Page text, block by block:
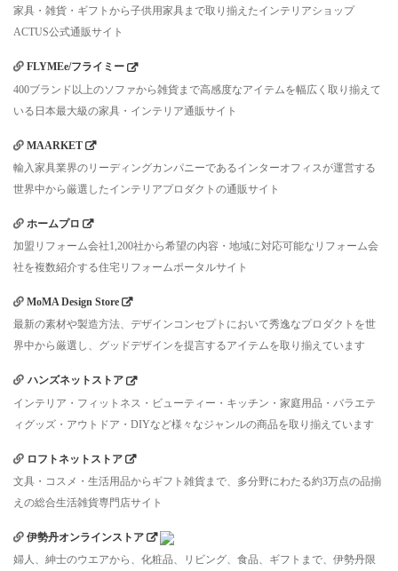
家具・雑貨・ギフトから子供用家具まで取り揃えたインテリアショップ
ACTUS公式通販サイト
FLYMEe/フライミー
400ブランド以上のソファから雑貨まで高感度なアイテムを幅広く取り揃えて
いる日本最大級の家具・インテリア通販サイト
MAARKET
輸入家具業界のリーディングカンパニーであるインターオフィスが運営する
世界中から厳選したインテリアプロダクトの通販サイト
ホームプロ
加盟リフォーム会社1,200社から希望の内容・地域に対応可能なリフォーム会
社を複数紹介する住宅リフォームポータルサイト
MoMA Design Store
最新の素材や製造方法、デザインコンセプトにおいて秀逸なプロダクトを世
界中から厳選し、グッドデザインを提言するアイテムを取り揃えています
ハンズネットストア
インテリア・フィットネス・ビューティー・キッチン・家庭用品・バラエテ
ィグッズ・アウトドア・DIYなど様々なジャンルの商品を取り揃えています
ロフトネットストア
文具・コスメ・生活用品からギフト雑貨まで、多分野にわたる約3万点の品揃
えの総合生活雑貨専門店サイト
伊勢丹オンラインストア
婦人、紳士のウエアから、化粧品、リビング、食品、ギフトまで、伊勢丹限